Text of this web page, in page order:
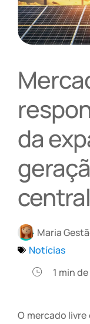
da
Maria
Notícias
1 min
O mercado